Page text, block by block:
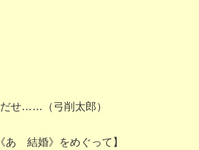
せ……（弓削太郎）
ゝ結婚》をめぐって】